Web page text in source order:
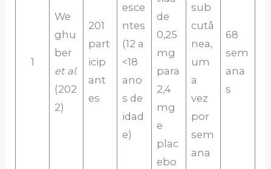
1
We
ghu
ber
et al.
(202
2)
201
part
icip
ant
es
esce
ntes
(12 a
<18
ano
s de
idad
e)
de
0,25
mg
para
2,4
mg
e
plac
ebo
sub
cutâ
nea,
um
a
vez
por
sem
ana
68
sem
ana
s